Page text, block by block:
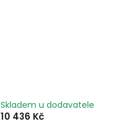
Skladem u dodavatele
10 436 Kč